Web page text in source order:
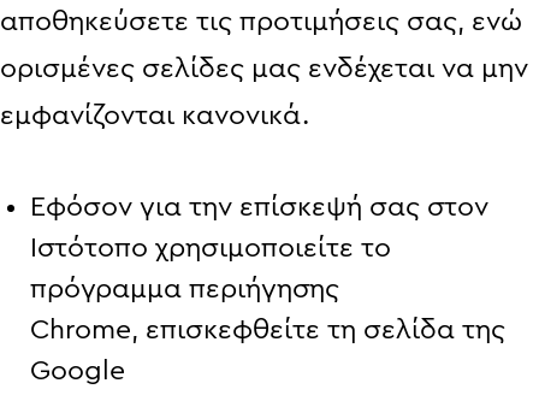
αποθηκεύσετε τις προτιμήσεις σας, ενώ
ορισμένες σελίδες μας ενδέχεται να μην
εμφανίζονται κανονικά.
Εφόσον για την επίσκεψή σας στον
Ιστότοπο χρησιμοποιείτε το
πρόγραμμα περιήγησης
Chrome, επισκεφθείτε τη σελίδα της
Google